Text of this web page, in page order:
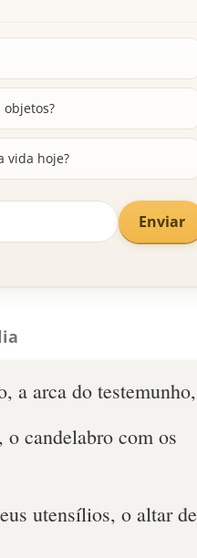
vida hoje?
Enviar
a arca do testemunho,
o candelabro com os
utensílios, o altar de